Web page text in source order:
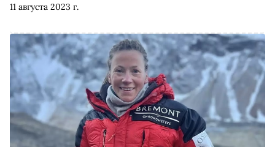
11 августа 2023 г.